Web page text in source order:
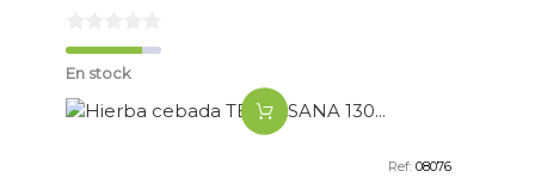
En stock
Ref:08076